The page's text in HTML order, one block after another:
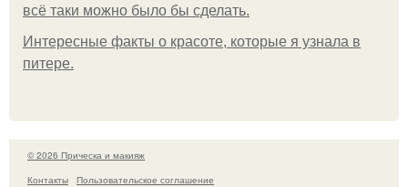
всё таки можно было бы сделать.
Интересные факты о красоте, которые я узнала в
питере.
© 2026 Прическа и макияж
Контакты
Пользовательское соглашение